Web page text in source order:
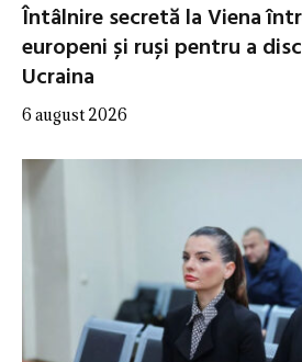
Întâlnire secretă la Viena
europeni și ruși pentru a
Ucraina
6 august 2026